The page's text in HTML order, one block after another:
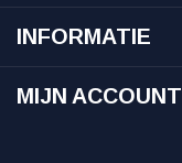
INFORMATIE
MIJN ACCOUNT